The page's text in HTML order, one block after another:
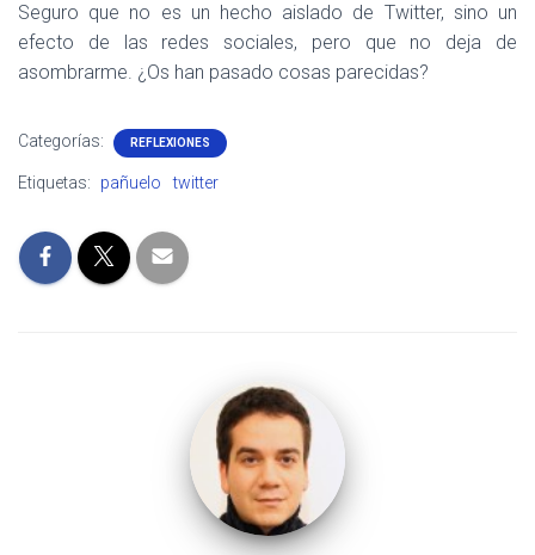
Seguro que no es un hecho aislado de Twitter, sino un
efecto de las redes sociales, pero que no deja de
asombrarme. ¿Os han pasado cosas parecidas?
Categorías: REFLEXIONES
Etiquetas: pañuelo twitter